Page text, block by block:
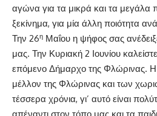
αγώνα για τα μικρά και τα μεγάλα
ξεκίνημα, για μία άλλη ποιότητα
Την 26η Μαΐου η ψήφος σας
μας. Την Κυριακή 2 Ιουνίου
επόμενο Δήμαρχο της Φλώρινας. Η
μέλλον της Φλώρινας και των
τέσσερα χρόνια, γι’ αυτό είναι